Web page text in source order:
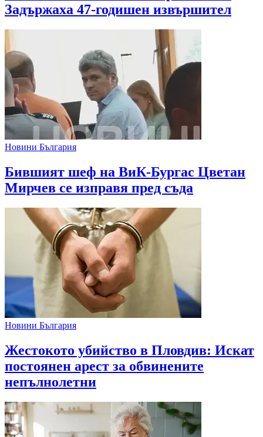
Задържаха 47-годишен извършител
Новини България
Бившият шеф на ВиК-Бургас Цветан
Мирчев се изправя пред съда
Новини България
Жестокото убийство в Пловдив: Искат
постоянен арест за обвинените
непълнолетни